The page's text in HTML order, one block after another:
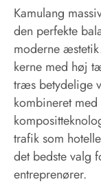
Kamulang
den perfekte
moderne
kerne med høj
træs betydelige
kombineret
trafik som
det bedste valg
entreprenører.